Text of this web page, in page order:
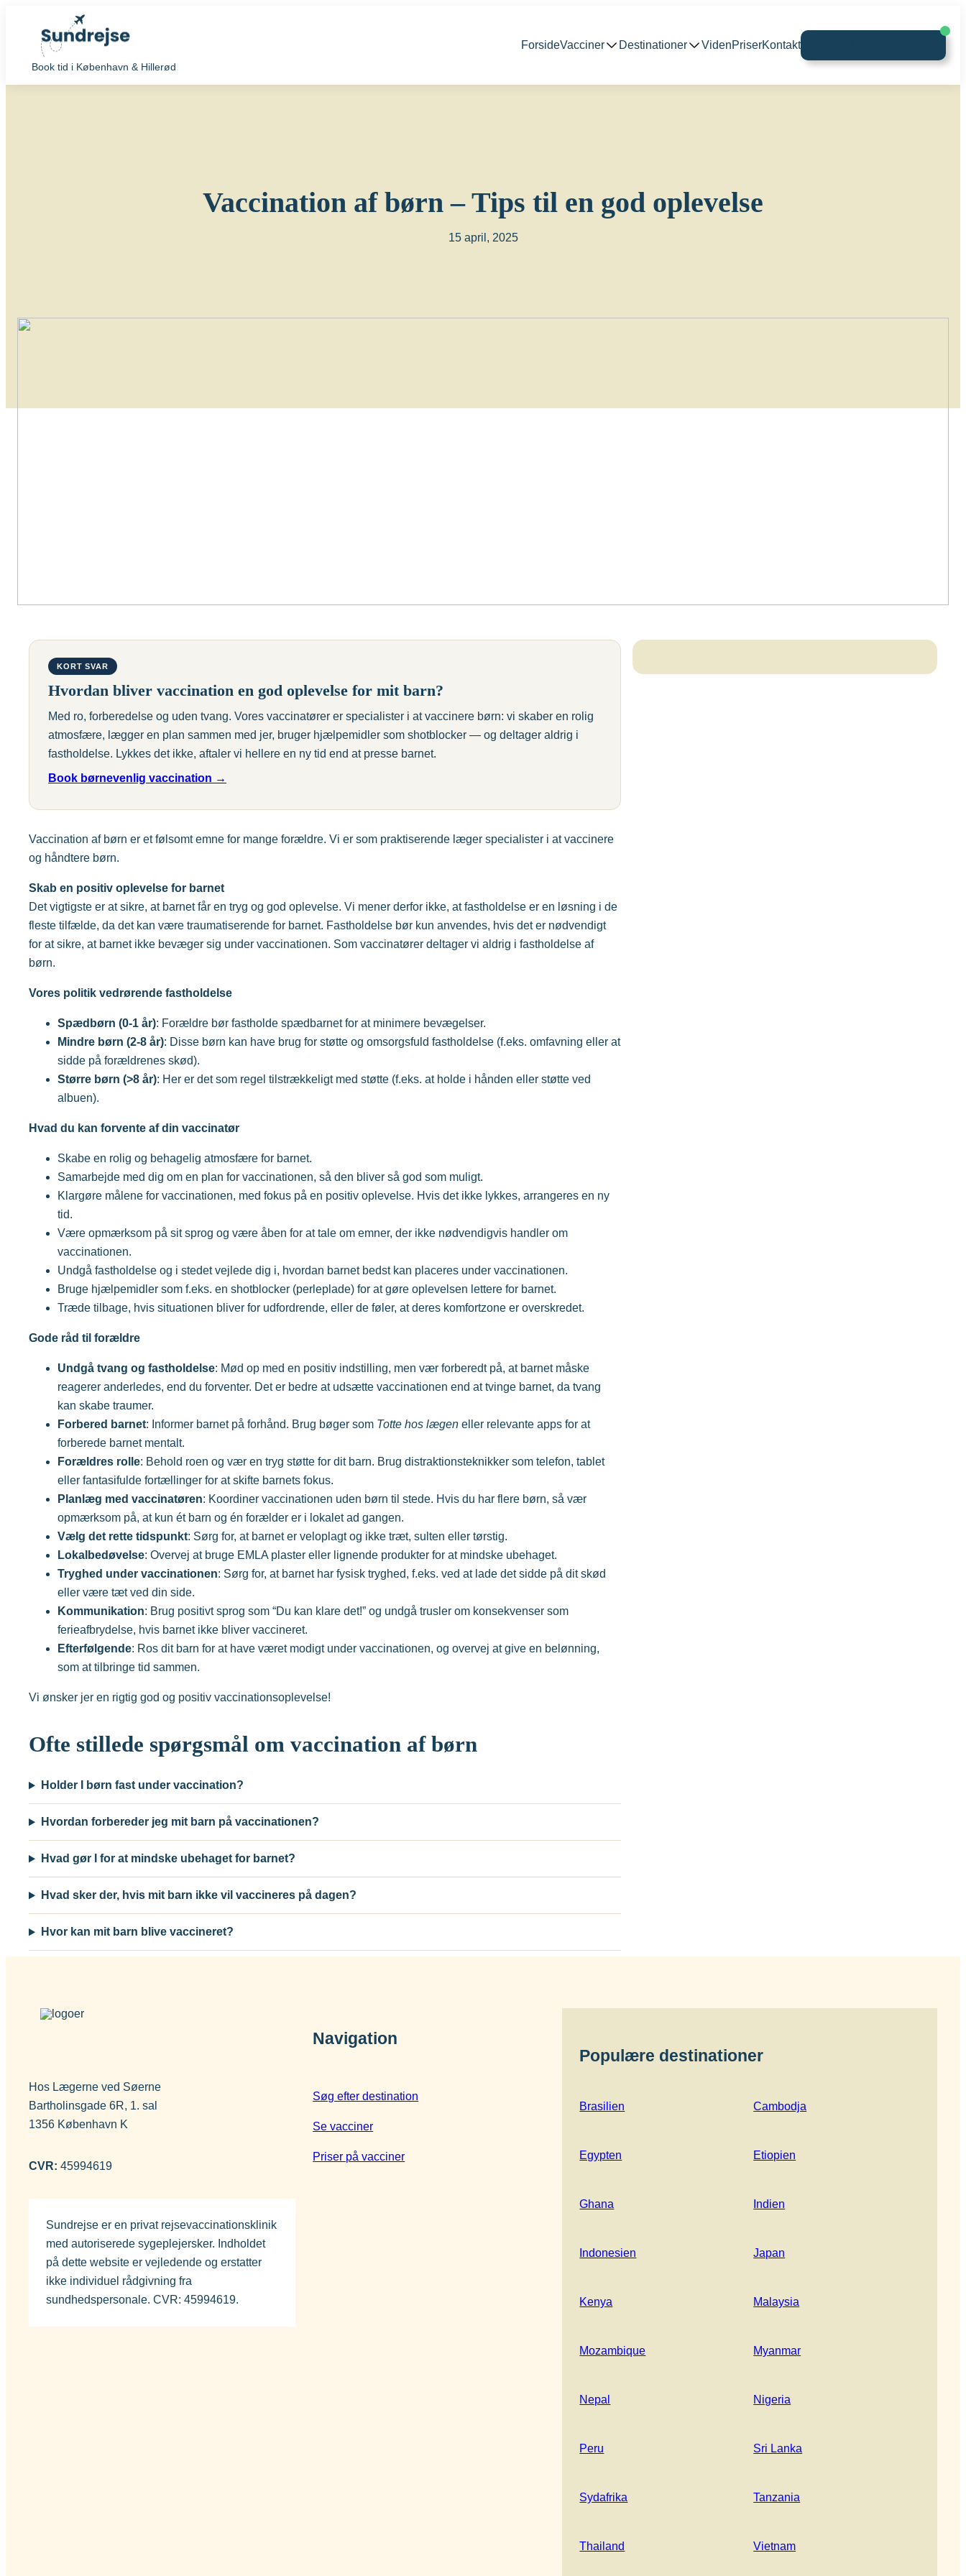
Book tid i København & Hillerød
ForsideVacciner Destinationer VidenPriserKontakt
Vaccination af børn – Tips til en god oplevelse
15 april, 2025
KORT SVAR
Hvordan bliver vaccination en god oplevelse for mit barn?
Med ro, forberedelse og uden tvang. Vores vaccinatører er specialister i at vaccinere børn: vi skaber en rolig
atmosfære, lægger en plan sammen med jer, bruger hjælpemidler som shotblocker — og deltager aldrig i
fastholdelse. Lykkes det ikke, aftaler vi hellere en ny tid end at presse barnet.
Book børnevenlig vaccination →
Vaccination af børn er et følsomt emne for mange forældre. Vi er som praktiserende læger specialister i at vaccinere
og håndtere børn.
Skab en positiv oplevelse for barnet
Det vigtigste er at sikre, at barnet får en tryg og god oplevelse. Vi mener derfor ikke, at fastholdelse er en løsning i de
fleste tilfælde, da det kan være traumatiserende for barnet. Fastholdelse bør kun anvendes, hvis det er nødvendigt
for at sikre, at barnet ikke bevæger sig under vaccinationen. Som vaccinatører deltager vi aldrig i fastholdelse af
børn.
Vores politik vedrørende fastholdelse
Spædbørn (0-1 år): Forældre bør fastholde spædbarnet for at minimere bevægelser.
Mindre børn (2-8 år): Disse børn kan have brug for støtte og omsorgsfuld fastholdelse (f.eks. omfavning eller at
sidde på forældrenes skød).
Større børn (>8 år): Her er det som regel tilstrækkeligt med støtte (f.eks. at holde i hånden eller støtte ved
albuen).
Hvad du kan forvente af din vaccinatør
Skabe en rolig og behagelig atmosfære for barnet.
Samarbejde med dig om en plan for vaccinationen, så den bliver så god som muligt.
Klargøre målene for vaccinationen, med fokus på en positiv oplevelse. Hvis det ikke lykkes, arrangeres en ny
tid.
Være opmærksom på sit sprog og være åben for at tale om emner, der ikke nødvendigvis handler om
vaccinationen.
Undgå fastholdelse og i stedet vejlede dig i, hvordan barnet bedst kan placeres under vaccinationen.
Bruge hjælpemidler som f.eks. en shotblocker (perleplade) for at gøre oplevelsen lettere for barnet.
Træde tilbage, hvis situationen bliver for udfordrende, eller de føler, at deres komfortzone er overskredet.
Gode råd til forældre
Undgå tvang og fastholdelse: Mød op med en positiv indstilling, men vær forberedt på, at barnet måske
reagerer anderledes, end du forventer. Det er bedre at udsætte vaccinationen end at tvinge barnet, da tvang
kan skabe traumer.
Forbered barnet: Informer barnet på forhånd. Brug bøger som Totte hos lægen eller relevante apps for at
forberede barnet mentalt.
Forældres rolle: Behold roen og vær en tryg støtte for dit barn. Brug distraktionsteknikker som telefon, tablet
eller fantasifulde fortællinger for at skifte barnets fokus.
Planlæg med vaccinatøren: Koordiner vaccinationen uden børn til stede. Hvis du har flere børn, så vær
opmærksom på, at kun ét barn og én forælder er i lokalet ad gangen.
Vælg det rette tidspunkt: Sørg for, at barnet er veloplagt og ikke træt, sulten eller tørstig.
Lokalbedøvelse: Overvej at bruge EMLA plaster eller lignende produkter for at mindske ubehaget.
Tryghed under vaccinationen: Sørg for, at barnet har fysisk tryghed, f.eks. ved at lade det sidde på dit skød
eller være tæt ved din side.
Kommunikation: Brug positivt sprog som “Du kan klare det!” og undgå trusler om konsekvenser som
ferieafbrydelse, hvis barnet ikke bliver vaccineret.
Efterfølgende: Ros dit barn for at have været modigt under vaccinationen, og overvej at give en belønning,
som at tilbringe tid sammen.
Vi ønsker jer en rigtig god og positiv vaccinationsoplevelse!
Ofte stillede spørgsmål om vaccination af børn
Holder I børn fast under vaccination?
Hvordan forbereder jeg mit barn på vaccinationen?
Hvad gør I for at mindske ubehaget for barnet?
Hvad sker der, hvis mit barn ikke vil vaccineres på dagen?
Hvor kan mit barn blive vaccineret?
Hos Lægerne ved Søerne
Bartholinsgade 6R, 1. sal
1356 København K
CVR: 45994619
Sundrejse er en privat rejsevaccinationsklinik
med autoriserede sygeplejersker. Indholdet
på dette website er vejledende og erstatter
ikke individuel rådgivning fra
sundhedspersonale. CVR: 45994619.
Navigation
Søg efter destination
Se vacciner
Priser på vacciner
Populære destinationer
Brasilien Cambodja
Egypten Etiopien
Ghana Indien
Indonesien Japan
Kenya Malaysia
Mozambique Myanmar
Nepal Nigeria
Peru Sri Lanka
Sydafrika Tanzania
Thailand Vietnam